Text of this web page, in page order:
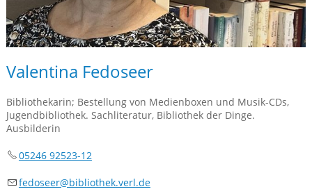
Valentina Fedoseer
Bibliothekarin; Bestellung von Medienboxen und Musik-CDs,
Jugendbibliothek. Sachliteratur, Bibliothek der Dinge.
Ausbilderin
05246 92523-12
f d s r b bl th k v rl d